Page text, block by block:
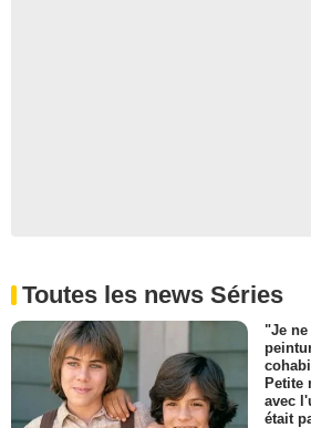
Toutes les news Séries
"Je
Petite
avec
était